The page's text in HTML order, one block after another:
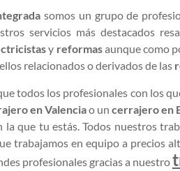
somos un grupo de
servicios más destacados
y reformasaunque como
relacionados o derivados de las
todos los profesionales con los
en Valenciao un cerrajero en
la que tu estás. Todos nuestros
trabajamos en equipo a precios
profesionales gracias a nuestro